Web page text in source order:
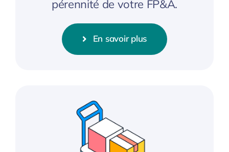
pérennité de votre FP&A.
En savoir plus